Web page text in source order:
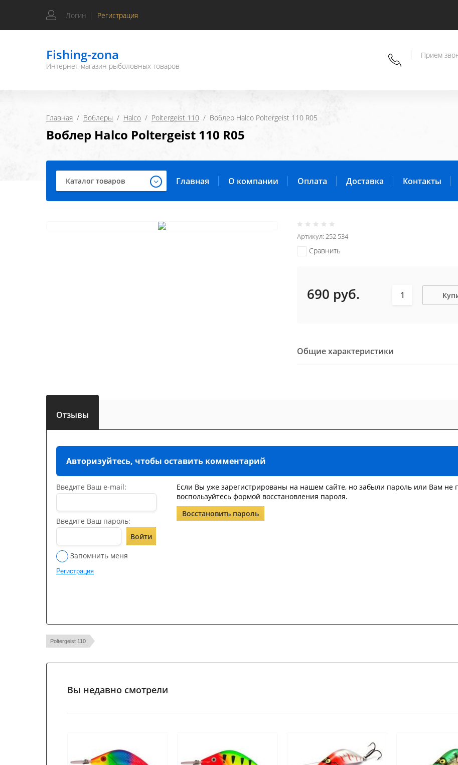
Логин Регистрация
Fishing-zona
Интернет-магазин рыболовных товаров
Прием
Главная
  /
Воблеры
  /
Halco
  /
Poltergeist 110
  /  Воблер Halco Poltergeist 110 R05
Воблер Halco Poltergeist 110 R05
Каталог товаров Главная О компании Оплата Доставка Контакты
Артикул:252 534
Сравнить
690 руб.
Общие характеристики
Отзывы
Авторизуйтесь, чтобы оставить комментарий
Введите Ваш e-mail:
Введите Ваш пароль:
Войти
Запомнить меня
Регистрация
Если Вы уже зарегистрированы на нашем сайте, но забыли пароль или Вам
воспользуйтесь формой восстановления пароля.
Восстановить пароль
Poltergeist 110
Вы недавно смотрели